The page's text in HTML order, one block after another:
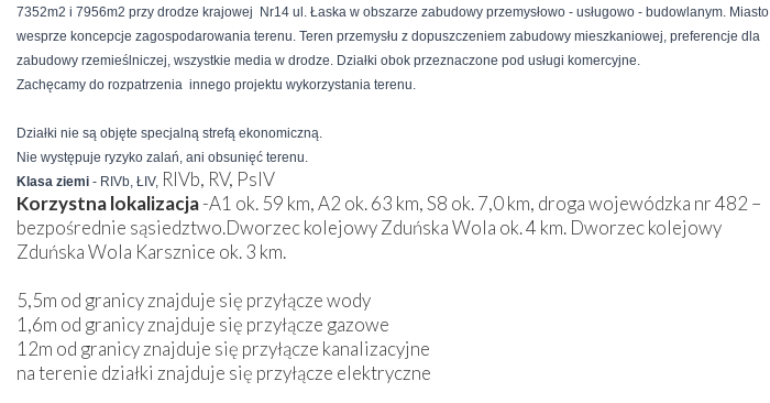
7352m2 i 7956m2 przy drodze krajowej Nr14 ul. Łaska w obszarze zabudowy przemysłowo - usługowo - budowlanym. Miasto
wesprze koncepcje zagospodarowania terenu. Teren przemysłu z dopuszczeniem zabudowy mieszkaniowej, preferencje dla
zabudowy rzemieślniczej, wszystkie media w drodze. Działki obok przeznaczone pod usługi komercyjne.
Zachęcamy do rozpatrzenia innego projektu wykorzystania terenu.
Działki nie są objęte specjalną strefą ekonomiczną.
Nie występuje ryzyko zalań, ani obsunięć terenu.
Klasa ziemi - RIVb, ŁIV, RIVb, RV, PsIV
Korzystna lokalizacja-A1 ok. 59 km, A2 ok. 63 km, S8 ok. 7,0 km, droga wojewódzka nr 482 –
bezpośrednie sąsiedztwo.Dworzec kolejowy Zduńska Wola ok. 4 km. Dworzec kolejowy
Zduńska Wola Karsznice ok. 3 km.
5,5m od granicy znajduje się przyłącze wody
1,6m od granicy znajduje się przyłącze gazowe
12m od granicy znajduje się przyłącze kanalizacyjne
na terenie działki znajduje się przyłącze elektryczne